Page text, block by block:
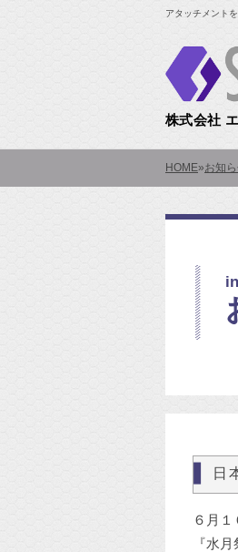
アタッチメント
株式会社
HOME»お知
日
６月
『水